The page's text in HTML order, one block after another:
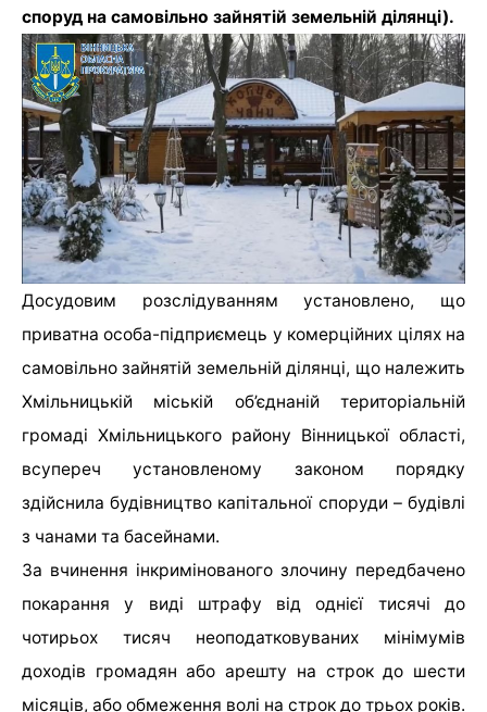
споруд на самовільно зайнятій земельній ділянці).
Досудовим розслідуванням установлено, що
приватна особа-підприємець у комерційних цілях на
самовільно зайнятій земельній ділянці, що належить
Хмільницькій міській об’єднаній територіальній
громаді Хмільницького району Вінницької області,
всупереч установленому законом порядку
здійснила будівництво капітальної споруди – будівлі
з чанами та басейнами.
За вчинення інкримінованого злочину передбачено
покарання у виді штрафу від однієї тисячі до
чотирьох тисяч неоподатковуваних мінімумів
доходів громадян або арешту на строк до шести
місяців, або обмеження волі на строк до трьох років.